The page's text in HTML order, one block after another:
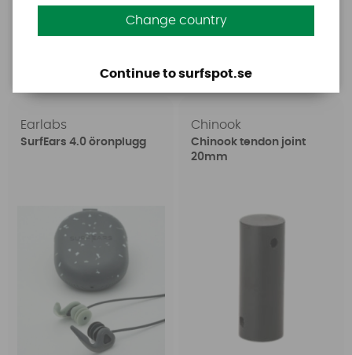
149 SEK
Köp!
Earlabs
SurfEars 4.0 öronplugg
Chinook
Chinook tendon joint
20mm
Change country
Continue to surfspot.se